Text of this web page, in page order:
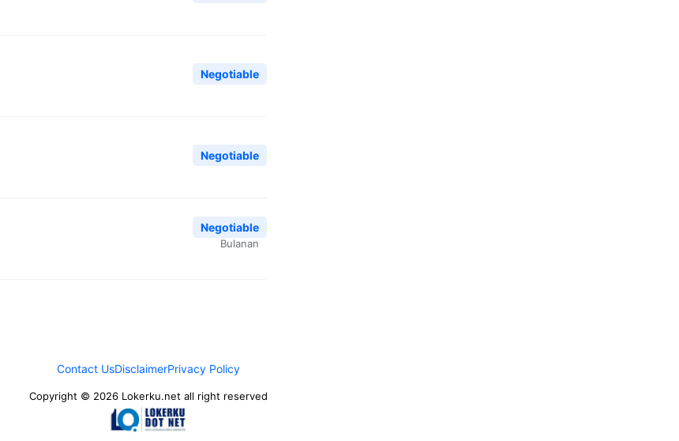
Negotiable
Negotiable
Negotiable
Bulanan
Contact UsDisclaimerPrivacy Policy
Copyright © 2026 Lokerku.net all right reserved